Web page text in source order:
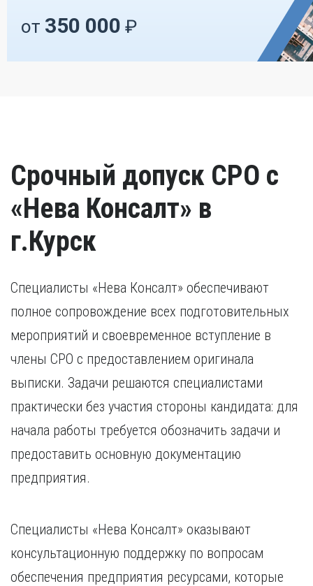
от 350 000 ₽
Срочный допуск СРО с
«Нева Консалт» в
г.Курск
Специалисты «Нева Консалт» обеспечивают
полное сопровождение всех подготовительных
мероприятий и своевременное вступление в
члены СРО с предоставлением оригинала
выписки. Задачи решаются специалистами
практически без участия стороны кандидата: для
начала работы требуется обозначить задачи и
предоставить основную документацию
предприятия.
Специалисты «Нева Консалт» оказывают
консультационную поддержку по вопросам
обеспечения предприятия ресурсами, которые